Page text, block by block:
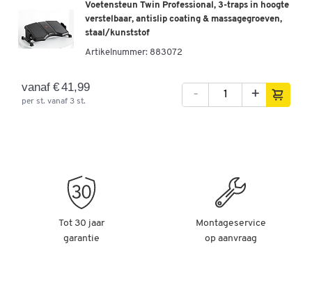
Voetensteun Twin Professional, 3-traps in hoogte
verstelbaar, antislip coating & massagegroeven,
staal/kunststof
Artikelnummer: 883072
vanaf € 41,99
per st. vanaf 3 st.
- +
Tot 30 jaar
garantie
Montageservice
op aanvraag